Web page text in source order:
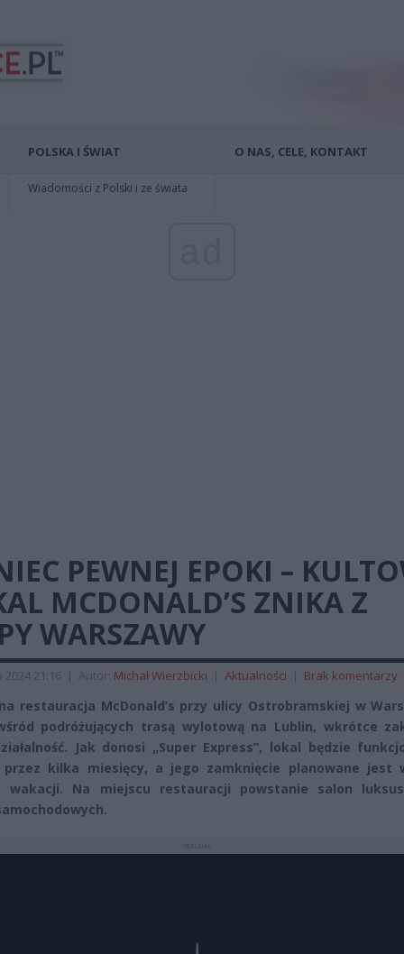
POLSKA I ŚWIAT
Wiadomości z Polski i ze świata
O NAS, CELE, KONTAKT
PEWNEJ EPOKI –
MCDONALD’S ZNIKA Z
WARSZAWY
2024 21:16 | Autor: Michał Wierzbicki | Aktualności | Brak komentarzy
restauracja McDonald’s przy ulicy Ostrobramskiej w
podróżujących trasą wylotową na Lublin, wkrótce
Jak donosi „Super Express”, lokal będzie
przez kilka miesięcy, a jego zamknięcie planowane jest
wakacji. Na miejscu restauracji powstanie salon